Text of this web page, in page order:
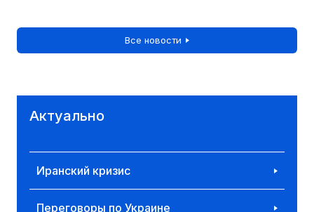
Все новости
Актуально
Иранский кризис
Переговоры по Украине